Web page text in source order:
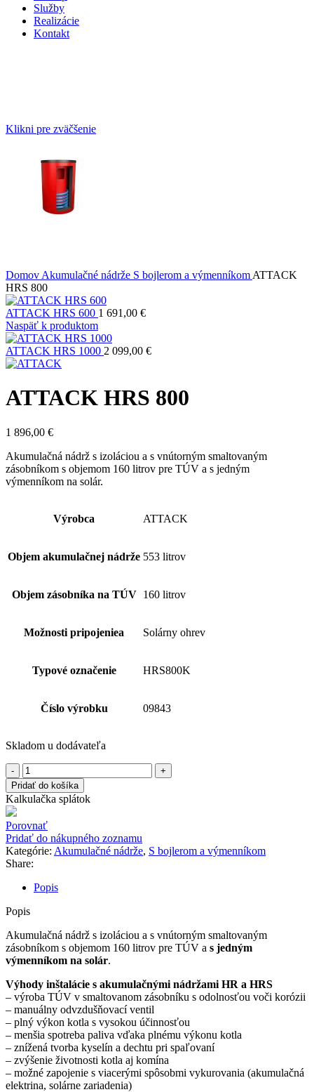
Služby
Realizácie
Kontakt
Klikni pre zväčšenie
Domov Akumulačné nádrže S bojlerom a výmenníkom ATTACK
HRS 800
ATTACK HRS 600 1 691,00 €
Naspäť k produktom
ATTACK HRS 1000 2 099,00 €
ATTACK HRS 800
1 896,00 €
Akumulačná nádrž s izoláciou a s vnútorným smaltovaným
zásobníkom s objemom 160 litrov pre TÚV a s jedným
výmenníkom na solár.
Výrobca ATTACK
Objem akumulačnej nádrže 553 litrov
Objem zásobníka na TÚV 160 litrov
Možnosti pripojeniea Solárny ohrev
Typové označenie HRS800K
Číslo výrobku 09843
Skladom u dodávateľa
Pridať do košíka
Kalkulačka splátok
Porovnať
Pridať do nákupného zoznamu
Kategórie: Akumulačné nádrže, S bojlerom a výmenníkom
Share:
Popis
Popis
Akumulačná nádrž s izoláciou a s vnútorným smaltovaným
zásobníkom s objemom 160 litrov pre TÚV a s jedným
výmenníkom na solár.
Výhody inštalácie s akumulačnými nádržami HR a HRS
– výroba TÚV v smaltovanom zásobníku s odolnosťou voči korózii
– manuálny odvzdušňovací ventil
– plný výkon kotla s vysokou účinnosťou
– menšia spotreba paliva vďaka plnému výkonu kotla
– znížená tvorba kyselín a dechtu pri spaľovaní
– zvýšenie životnosti kotla aj komína
– možné zapojenie s viacerými spôsobmi vykurovania (akumulačná
elektrina, solárne zariadenia)